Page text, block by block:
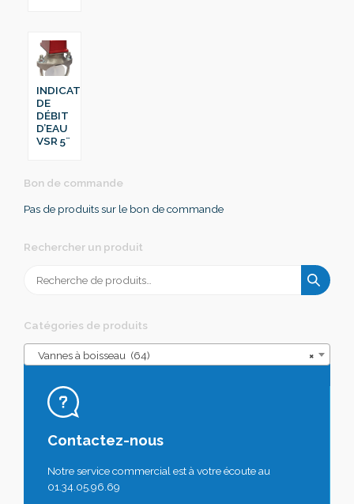
INDICATEUR
DE
DÉBIT
D’EAU
VSR 5¨
Bon de commande
Pas de produits sur le bon de commande
Rechercher un produit
pour :
Catégories de produits
×
Vannes à boisseau (64)
Contactez-nous
Notre service commercial est à votre écoute au
01.34.05.96.69